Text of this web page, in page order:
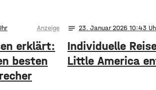
Anzeige
erklärt:
besten
notes 23. Januar 2026 10:43
Individuelle
Little America